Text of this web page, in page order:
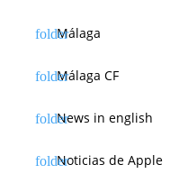
Málaga
Málaga CF
News in english
Noticias de Apple